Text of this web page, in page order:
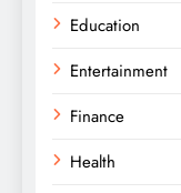
Education
Entertainment
Finance
Health